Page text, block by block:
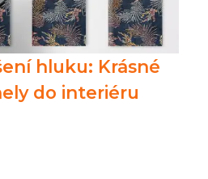
hluku: Krásné
do interiéru